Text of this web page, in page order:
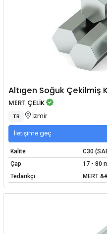
Altıgen Soğuk Çekilmiş
MERT ÇELİK
TR İzmir
İletişime geç
Kalite
C30
Çap
17 - 80
Tedarikçi
MERT